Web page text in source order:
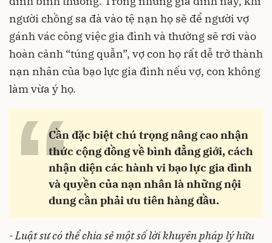
người chồng sa đà vào tệ nạn họ sẽ để người vợ
gánh vác công việc gia đình và thường sẽ rơi vào
hoàn cảnh “túng quẫn”, vợ con họ rất dễ trở thành
nạn nhân của bạo lực gia đình nếu vợ, con không
làm vừa ý họ.
“Cần đặc biệt chú trọng nâng cao nhận
thức cộng đồng về bình đẳng giới, cách
nhận diện các hành vi bạo lực gia đình
và quyền của nạn nhân là những nội
dung cần phải ưu tiên hàng đầu.
- Luật sư có thể chia sẻ một số lời khuyên pháp lý hữu